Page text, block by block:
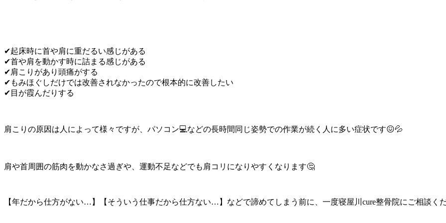
✔︎起床時に首や肩に重だるい感じがある
✔︎首や肩を動かす時に詰まる感じがある
✔︎肩こりがあり頭痛がする
✔︎もみほぐしだけでは改善されなかったので根本的に改善したい
✔︎目が霞んだりする
肩こりの原因は人によって様々ですが、パソコン💻などの長時間同じ姿勢での作業が続く人に多い症状です😖💦
肩や首周囲の筋肉を動かなさ過ぎや、運動不足などでも肩コリになりやすくなります🤔
【年だから仕方がない…】【そういう仕事だから仕方ない…】などで諦めてしまう前に、一度寝屋川cure整骨院にご相談く